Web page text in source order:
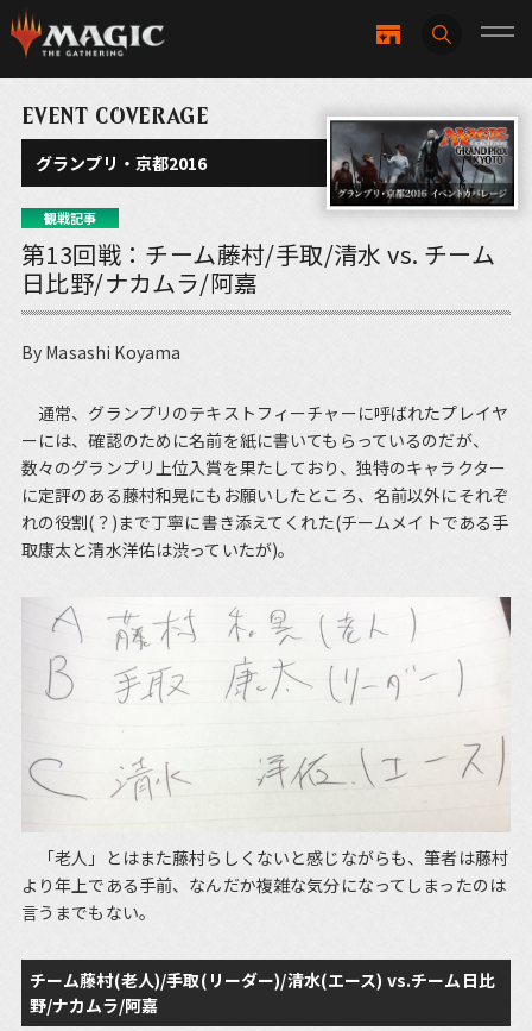
EVENT COVERAGE
グランプリ・京都2016
観戦記事
第13回戦：チーム藤村/手取/清水 vs. チーム
日比野/ナカムラ/阿嘉
By Masashi Koyama
通常、グランプリのテキストフィーチャーに呼ばれたプレイヤ
ーには、確認のために名前を紙に書いてもらっているのだが、
数々のグランプリ上位入賞を果たしており、独特のキャラクター
に定評のある藤村和晃にもお願いしたところ、名前以外にそれぞ
れの役割(？)まで丁寧に書き添えてくれた(チームメイトである手
取康太と清水洋佑は渋っていたが)。
「老人」とはまた藤村らしくないと感じながらも、筆者は藤村
より年上である手前、なんだか複雑な気分になってしまったのは
言うまでもない。
チーム藤村(老人)/手取(リーダー)/清水(エース) vs.チーム日比
野/ナカムラ/阿嘉